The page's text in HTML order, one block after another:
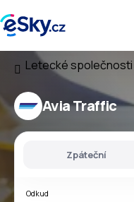
Letecké společnosti
Avia Traffic
Zpáteční
Odkud